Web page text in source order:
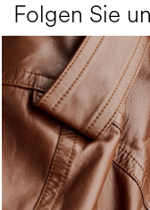
Folgen Sie